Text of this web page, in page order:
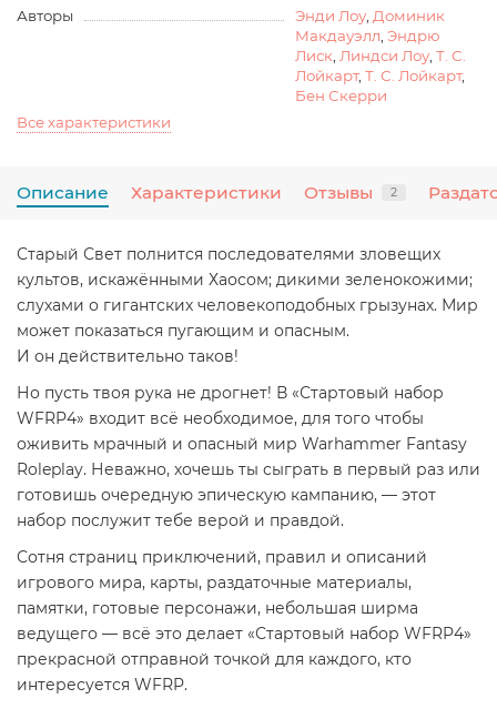
Авторы
Энди Лоу, Доминик
Макдауэлл Эндрю
Лиск Линдси Лоу, Т. С.
Лойкарт, Т. С. Лойкарт,
Бен Скерри
Все характеристики
Описание Характеристики Отзывы 2
Старый Свет полнится последователями зловещих
культов, искажёнными Хаосом; дикими зеленокожими;
слухами о гигантских человекоподобных грызунах. Мир
может показаться пугающим и опасным.
И он действительно таков!
Но пусть твоя рука не дрогнет! В «Стартовый набор
WFRP4» входит всё необходимое, для того чтобы
оживить мрачный и опасный мир Warhammer Fantasy
Roleplay. Неважно, хочешь ты сыграть в первый раз или
готовишь очередную эпическую кампанию, — этот
набор послужит тебе верой и правдой.
Сотня страниц приключений, правил и описаний
игрового мира, карты, раздаточные материалы,
памятки, готовые персонажи, небольшая ширма
ведущего — всё это делает «Стартовый набор WFRP4»
прекрасной отправной точкой для каждого, кто
интересуется WFRP.